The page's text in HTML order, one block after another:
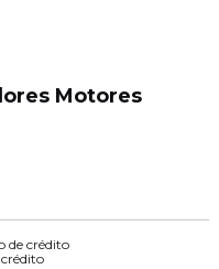
Motores
de crédito